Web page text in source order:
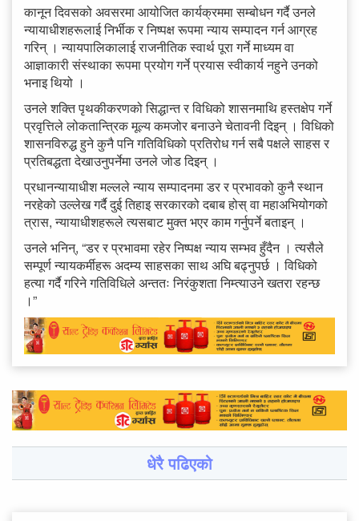
कानून दिवसको अवसरमा आयोजित कार्यक्रममा सम्बोधन गर्दै उनले
न्यायाधीशहरूलाई निर्भीक र निष्पक्ष रूपमा न्याय सम्पादन गर्न आग्रह
गरिन् । न्यायपालिकालाई राजनीतिक स्वार्थ पूरा गर्ने माध्यम वा
आज्ञाकारी संस्थाका रूपमा प्रयोग गर्ने प्रयास स्वीकार्य नहुने उनको
भनाइ थियो ।
उनले शक्ति पृथकीकरणको सिद्धान्त र विधिको शासनमाथि हस्तक्षेप गर्ने
प्रवृत्तिले लोकतान्त्रिक मूल्य कमजोर बनाउने चेतावनी दिइन् । विधिको
शासनविरुद्ध हुने कुनै पनि गतिविधिको प्रतिरोध गर्न सबै पक्षले साहस र
प्रतिबद्धता देखाउनुपर्नेमा उनले जोड दिइन् ।
प्रधानन्यायाधीश मल्लले न्याय सम्पादनमा डर र प्रभावको कुनै स्थान
नरहेको उल्लेख गर्दै दुई तिहाइ सरकारको दबाब होस् वा महाअभियोगको
त्रास, न्यायाधीशहरूले त्यसबाट मुक्त भएर काम गर्नुपर्ने बताइन् ।
उनले भनिन्, “डर र प्रभावमा रहेर निष्पक्ष न्याय सम्भव हुँदैन । त्यसैले
सम्पूर्ण न्यायकर्मीहरू अदम्य साहसका साथ अघि बढ्नुपर्छ । विधिको
हत्या गर्दै गरिने गतिविधिले अन्ततः निरंकुशता निम्त्याउने खतरा रहन्छ
।”
धेरै पढिएको